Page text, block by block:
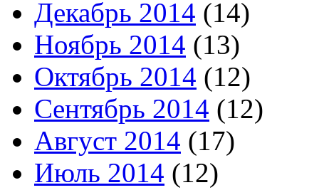
Декабрь 2014 (14)
Ноябрь 2014 (13)
Октябрь 2014 (12)
Сентябрь 2014 (12)
Август 2014 (17)
Июль 2014 (12)